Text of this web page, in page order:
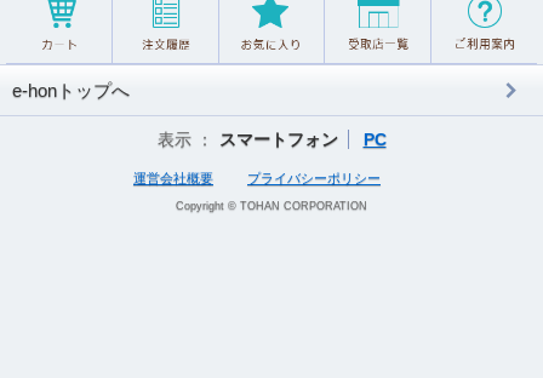
e-honトップへ
表示 ： スマートフォン PC
運営会社概要 プライバシーポリシー
Copyright © TOHAN CORPORATION